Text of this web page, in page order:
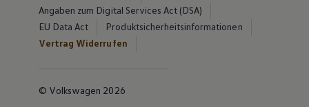
Angaben zum Digital Services Act (DSA)
EU Data Act
Produktsicherheitsinformationen
Vertrag Widerrufen
© Volkswagen 2026